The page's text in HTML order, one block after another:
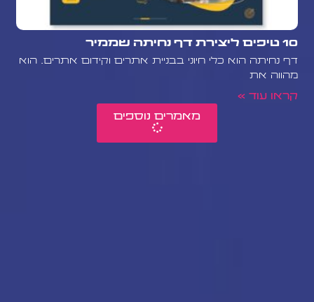
10 טיפים ליצירת דף נחיתה שממיר
דף נחיתה הוא כלי חיוני בבניית אתרים וקידום אתרים. הוא
מהווה את
קראו עוד »
מאמרים נוספים